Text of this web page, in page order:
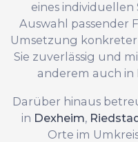
eines
Auswahl passender
Umsetzung
Sie zuverlässig und
anderem auch in
Darüber hinaus
in Dexheim,
Orte im